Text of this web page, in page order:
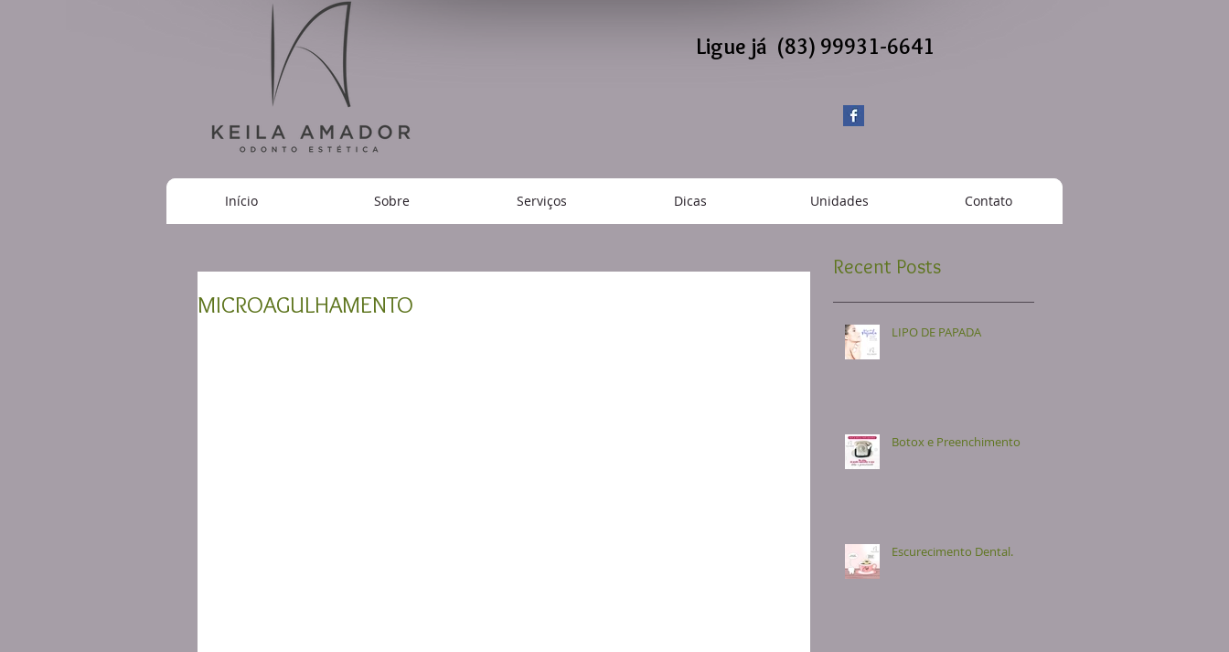
Ligue já (83) 99931-6641
Início Sobre Serviços Dicas Unidades Contato
MICROAGULHAMENTO
Recent Posts
LIPO DE PAPADA
Botox e Preenchimento
Escurecimento Dental.